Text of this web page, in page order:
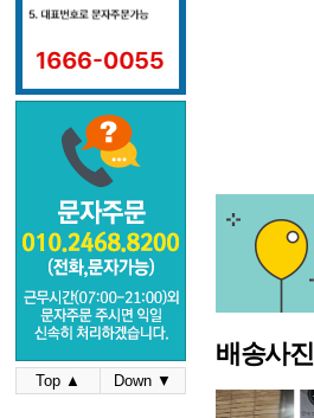
Top ▲ Down ▼
배송사진